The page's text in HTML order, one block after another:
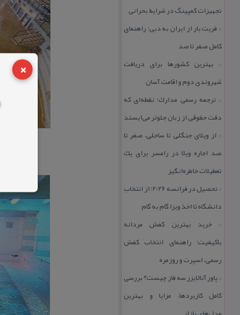
×
تجهیزات كمپینگ در شرایط بحرانی
:: فریت بار از ایران به دبی؛ راهنمای
كامل صفر تا صد
:: بهترین كشورها برای دریافت
شهروندی دوم و اقامت آسان
:: ترجمه رسمی مدارك؛ نقطه‌ای كه
دقت حقوقی از زبان جلوتر می‌ایستد
:: از ویلای جنگلی تا ساحلی، صفر تا
صد اجاره ویلا در رامسر برای یك
تعطیلات خاطره‌انگیز
::
تحصیل در فرانسه 2026؛ از انتخاب
دانشگاه تا اخذ ویزا گام به گام
::خرید بهترین كفش مردانه
باكیفیت؛ راهنمای انتخاب كفش
رسمی، اسپرت و روزمره
:: پاور آنالایزر سه فاز چیست؟ بررسی
كامل كاربردها، مزایا و بهترین